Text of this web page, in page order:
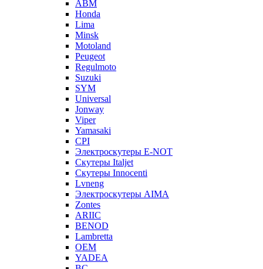
ABM
Honda
Lima
Minsk
Motoland
Peugeot
Regulmoto
Suzuki
SYM
Universal
Jonway
Viper
Yamasaki
CPI
Электроскутеры E-NOT
Скутеры Italjet
Скутеры Innocenti
Lvneng
Электроскутеры AIMA
Zontes
ARIIC
BENOD
Lambretta
OEM
YADEA